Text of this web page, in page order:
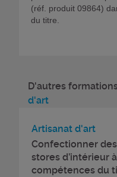
(réf. produit 09864)
du titre.
D'autres
d'art
Artisanat d'art
Confectionner
stores d’intérieur
compétences du